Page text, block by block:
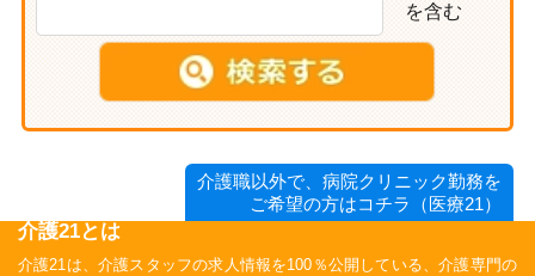
を含む
介護職以外で、病院クリニック勤務を
ご希望の方はコチラ（医療21）
介護21とは
介護21は、介護スタッフの求人情報を100％公開している、介護専門の